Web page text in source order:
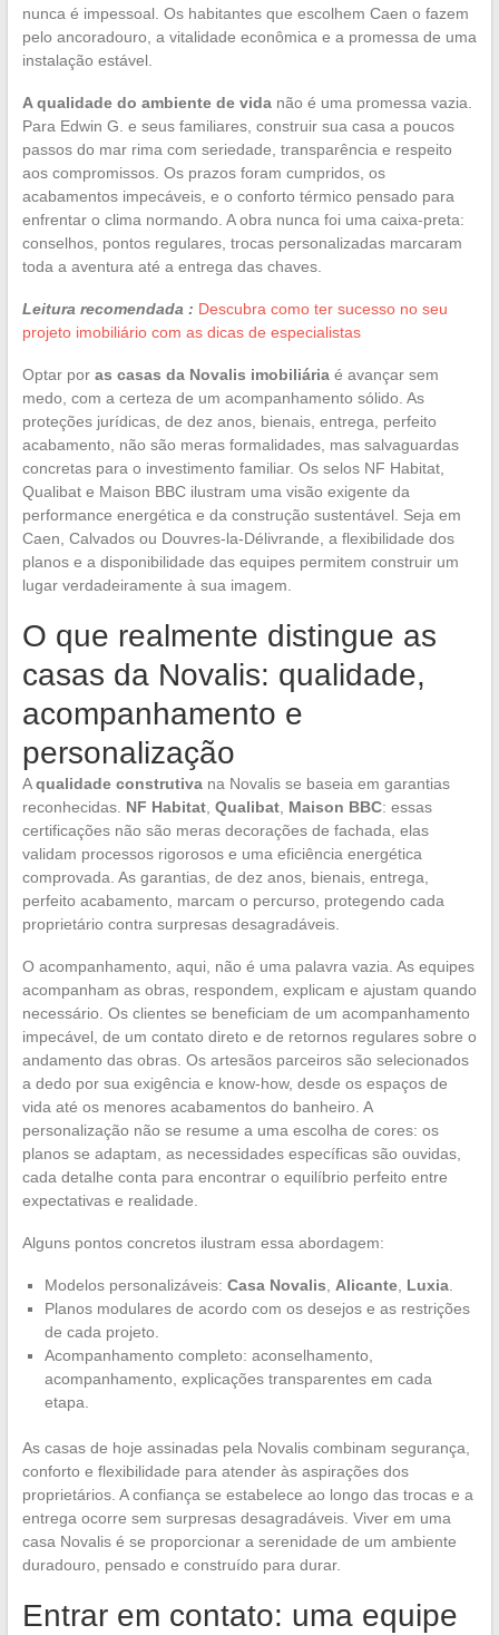
nunca é impessoal. Os habitantes que escolhem Caen o fazem
pelo ancoradouro, a vitalidade econômica e a promessa de uma
instalação estável.
A qualidade do ambiente de vidanão é uma promessa vazia.
Para Edwin G. e seus familiares, construir sua casa a poucos
passos do mar rima com seriedade, transparência e respeito
aos compromissos. Os prazos foram cumpridos, os
acabamentos impecáveis, e o conforto térmico pensado para
enfrentar o clima normando. A obra nunca foi uma caixa-preta:
conselhos, pontos regulares, trocas personalizadas marcaram
toda a aventura até a entrega das chaves.
Leitura recomendada : Descubra como ter sucesso no seu
projeto imobiliário com as dicas de especialistas
Optar por as casas da Novalis imobiliáriaé avançar sem
medo, com a certeza de um acompanhamento sólido. As
proteções jurídicas, de dez anos, bienais, entrega, perfeito
acabamento, não são meras formalidades, mas salvaguardas
concretas para o investimento familiar. Os selos NF Habitat,
Qualibat e Maison BBC ilustram uma visão exigente da
performance energética e da construção sustentável. Seja em
Caen, Calvados ou Douvres-la-Délivrande, a flexibilidade dos
planos e a disponibilidade das equipes permitem construir um
lugar verdadeiramente à sua imagem.
O que realmente distingue as
casas da Novalis: qualidade,
acompanhamento e
personalização
Aqualidade construtivana Novalis se baseia em garantias
reconhecidas. NF Habitat, Qualibat, Maison BBC: essas
certificações não são meras decorações de fachada, elas
validam processos rigorosos e uma eficiência energética
comprovada. As garantias, de dez anos, bienais, entrega,
perfeito acabamento, marcam o percurso, protegendo cada
proprietário contra surpresas desagradáveis.
O acompanhamento, aqui, não é uma palavra vazia. As equipes
acompanham as obras, respondem, explicam e ajustam quando
necessário. Os clientes se beneficiam de um acompanhamento
impecável, de um contato direto e de retornos regulares sobre o
andamento das obras. Os artesãos parceiros são selecionados
a dedo por sua exigência e know-how, desde os espaços de
vida até os menores acabamentos do banheiro. A
personalização não se resume a uma escolha de cores: os
planos se adaptam, as necessidades específicas são ouvidas,
cada detalhe conta para encontrar o equilíbrio perfeito entre
expectativas e realidade.
Alguns pontos concretos ilustram essa abordagem:
Modelos personalizáveis: Casa Novalis Alicante, Luxia.
Planos modulares de acordo com os desejos e as restrições
de cada projeto.
Acompanhamento completo: aconselhamento,
acompanhamento, explicações transparentes em cada
etapa.
As casas de hoje assinadas pela Novalis combinam segurança,
conforto e flexibilidade para atender às aspirações dos
proprietários. A confiança se estabelece ao longo das trocas e a
entrega ocorre sem surpresas desagradáveis. Viver em uma
casa Novalis é se proporcionar a serenidade de um ambiente
duradouro, pensado e construído para durar.
Entrar em contato: uma equipe